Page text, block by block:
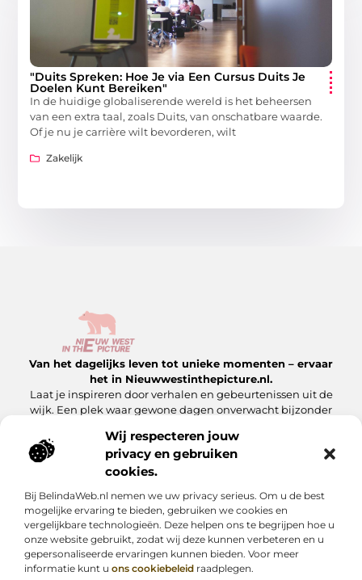
Wij respecteren jouw
privacy en gebruiken
cookies.
Bij BelindaWeb.nl nemen we uw privacy serieus. Om u de best
mogelijke ervaring te bieden, gebruiken we cookies en
vergelijkbare technologieën. Deze helpen ons te begrijpen hoe u
onze website gebruikt, zodat wij deze kunnen verbeteren en u
gepersonaliseerde ervaringen kunnen bieden. Voor meer
informatie kunt u ons cookiebeleid raadplegen.
"Duits Spreken: Hoe Je via Een Cursus Duits Je
Doelen Kunt Bereiken"
In de huidige globaliserende wereld is het beheersen
van een extra taal, zoals Duits, van onschatbare waarde.
Of je nu je carrière wilt bevorderen, wilt
Zakelijk
Van het dagelijks leven tot unieke momenten – ervaar
het in Nieuwwestinthepicture.nl.
Laat je inspireren door verhalen en gebeurtenissen uit de
wijk. Een plek waar gewone dagen onverwacht bijzonder
Onze informatie
Bericht categorie